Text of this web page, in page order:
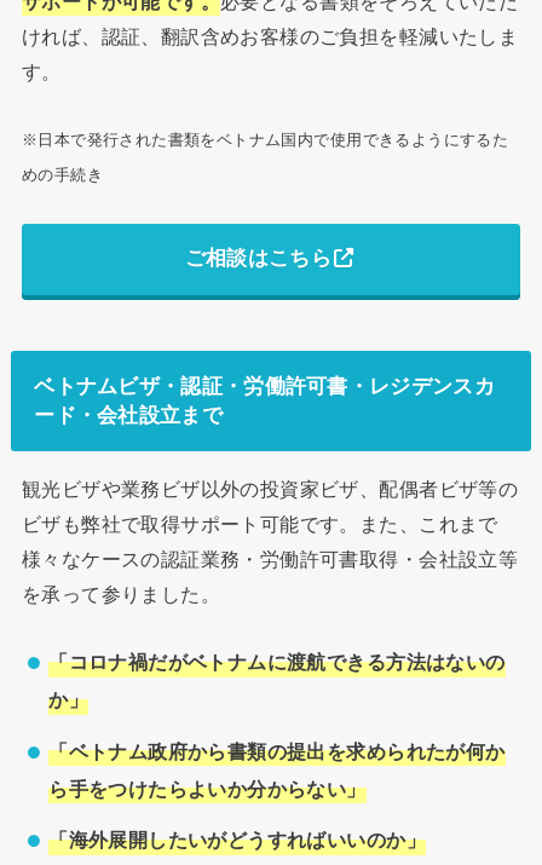
ければ、認証、翻訳含めお客様のご負担を軽減いたしま
す。
※日本で発行された書類をベトナム国内で使用できるようにするた
めの手続き
ご相談はこちら
ベトナムビザ・認証・労働許可書・レジデンスカ
ード・会社設立まで
観光ビザや業務ビザ以外の投資家ビザ、配偶者ビザ等の
ビザも弊社で取得サポート可能です。また、これまで
様々なケースの認証業務・労働許可書取得・会社設立等
を承って参りました。
「コロナ禍だがベトナムに渡航できる方法はないの
か」
「ベトナム政府から書類の提出を求められたが何か
ら手をつけたらよいか分からない」
「海外展開したいがどうすればいいのか」